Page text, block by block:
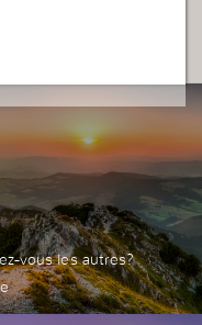
vous les autres?